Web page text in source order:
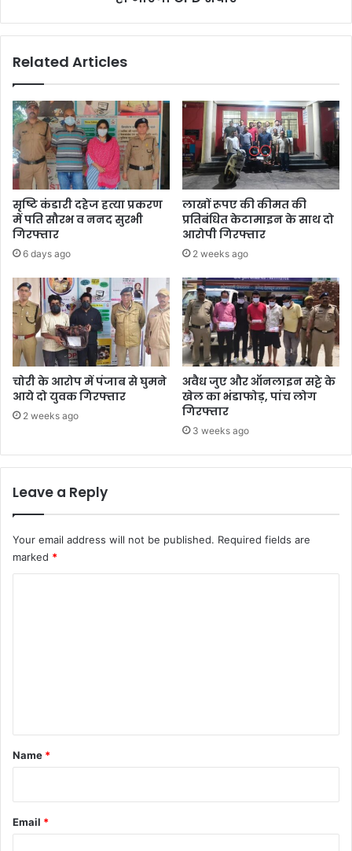
सेवाएं
Related Articles
सृष्टि कंडारी दहेज हत्या प्रकरण
में पति सौरभ व ननद सुरभी
गिरफ्तार
6 days ago
लाखों रूपए की कीमत की
प्रतिबंधित केटामाइन के साथ दो
आरोपी गिरफ्तार
2 weeks ago
चोरी के आरोप में पंजाब से घुमने
आये दो युवक गिरफ्तार
2 weeks ago
अवैध जुए और ऑनलाइन सट्टे के
खेल का भंडाफोड़, पांच लोग
गिरफ्तार
3 weeks ago
Leave a Reply
Your email address will not be published. Required fields are
marked *
*
Name *
Email *